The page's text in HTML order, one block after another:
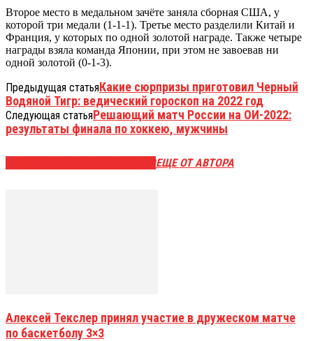
Второе место в медальном зачёте заняла сборная США, у
которой три медали (1-1-1). Третье место разделили Китай и
Франция, у которых по одной золотой награде. Также четыре
награды взяла команда Японии, при этом не завоевав ни
одной золотой (0-1-3).
Предыдущая статьяКакие сюрпризы приготовил Черный
Водяной Тигр: ведический гороскоп на 2022 год
Следующая статьяРешающий матч России на ОИ-2022:
результаты финала по хоккею, мужчины
ЕЩЕ ОТ АВТОРА
Алексей Текслер принял участие в дружеском матче
по баскетболу 3×3